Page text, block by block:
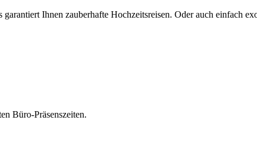
garantiert Ihnen zauberhafte Hochzeitsreisen. Oder auch einfach
Büro-Präsenszeiten.